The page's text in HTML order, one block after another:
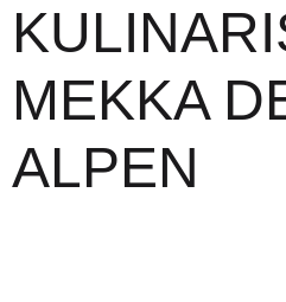
MEKKA
ALPEN